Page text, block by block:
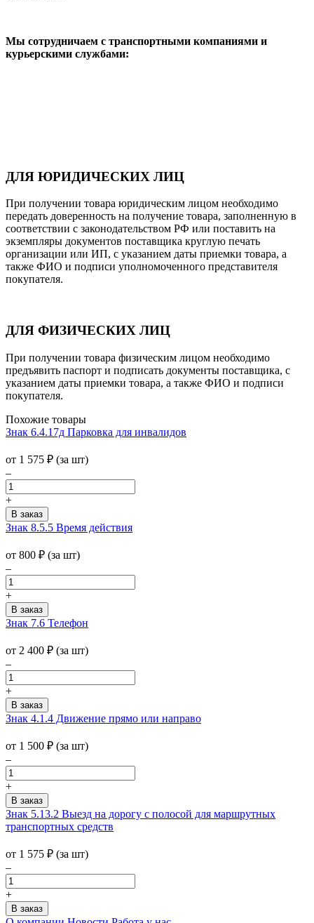
Мы сотрудничаем с транспортными компаниями и
курьерскими службами:
ДЛЯ ЮРИДИЧЕСКИХ ЛИЦ
При получении товара юридическим лицом необходимо
передать доверенность на получение товара, заполненную в
соответствии с законодательством РФ или поставить на
экземпляры документов поставщика круглую печать
организации или ИП, с указанием даты приемки товара, а
также ФИО и подписи уполномоченного представителя
покупателя.
ДЛЯ ФИЗИЧЕСКИХ ЛИЦ
При получении товара физическим лицом необходимо
предъявить паспорт и подписать документы поставщика, с
указанием даты приемки товара, а также ФИО и подписи
покупателя.
Похожие товары
Знак 6.4.17д Парковка для инвалидов
от 1 575 ₽ (за шт)
–
+
Знак 8.5.5 Время действия
от 800 ₽ (за шт)
–
+
Знак 7.6 Телефон
от 2 400 ₽ (за шт)
–
+
Знак 4.1.4 Движение прямо или направо
от 1 500 ₽ (за шт)
–
+
Знак 5.13.2 Выезд на дорогу с полосой для маршрутных
транспортных средств
от 1 575 ₽ (за шт)
–
+